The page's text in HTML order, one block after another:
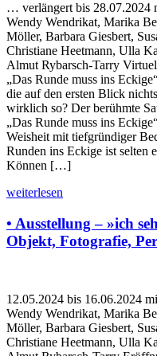
… verlängert bis 28.07.2024
Wendy Wendrikat, Marika
Möller, Barbara Giesbert,
Christiane Heetmann, Ulla
Almut Rybarsch-Tarry
„Das Runde muss ins
die auf den ersten Blick
wirklich so? Der berühmte
„Das Runde muss ins
Weisheit mit tiefgründiger
Runden ins Eckige ist selten
Können […]
weiterlesen
• Ausstellung – »ich
Objekt, Fotografie,
12.05.2024 bis 16.06.2024
Wendy Wendrikat, Marika
Möller, Barbara Giesbert,
Christiane Heetmann, Ulla